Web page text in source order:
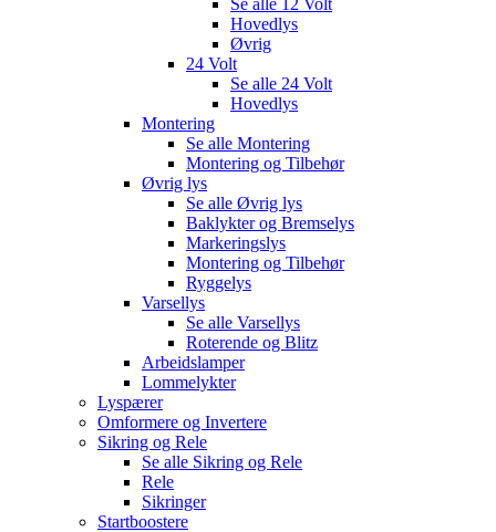
Hovedlys
Øvrig
24 Volt
Se alle 24 Volt
Hovedlys
Montering
Se alle Montering
Montering og Tilbehør
Øvrig lys
Se alle Øvrig lys
Baklykter og Bremselys
Markeringslys
Montering og Tilbehør
Ryggelys
Varsellys
Se alle Varsellys
Roterende og Blitz
Arbeidslamper
Lommelykter
Lyspærer
Omformere og Invertere
Sikring og Rele
Se alle Sikring og Rele
Rele
Sikringer
Startboostere